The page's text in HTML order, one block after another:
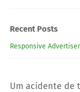
Recent Posts
Responsive
Um acidente de